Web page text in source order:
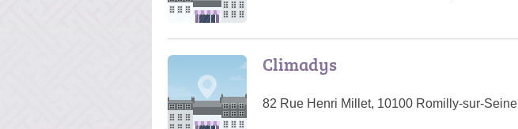
Climadys
82 Rue Henri Millet, 10100 Romilly-sur-Seine